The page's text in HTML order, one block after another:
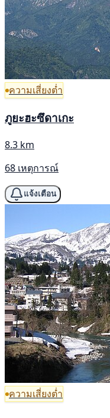
ความเสี่ยงต่ำ
ภูยะฮะซึดาเกะ
8.3 km
68 เหตุการณ์
แจ้งเตือน
ความเสี่ยงต่ำ